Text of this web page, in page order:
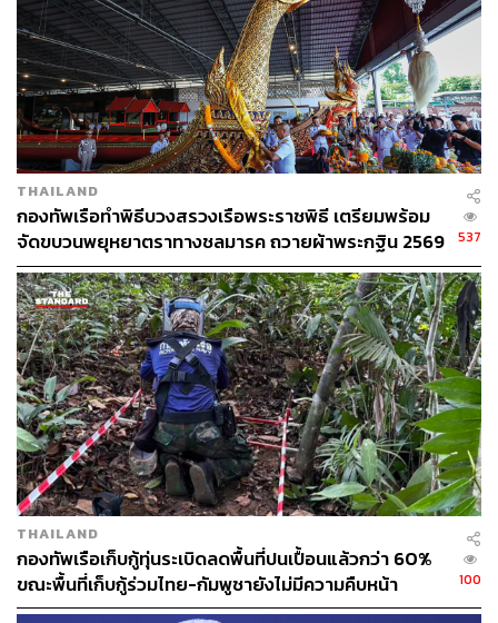
THAILAND
กองทัพเรือทำพิธีบวงสรวงเรือพระราชพิธี เตรียมพร้อม
จัดขบวนพยุหยาตราทางชลมารค ถวายผ้าพระกฐิน 2569
537
THAILAND
กองทัพเรือเก็บกู้ทุ่นระเบิดลดพื้นที่ปนเปื้อนแล้วกว่า 60%
ขณะพื้นที่เก็บกู้ร่วมไทย-กัมพูชายังไม่มีความคืบหน้า
100